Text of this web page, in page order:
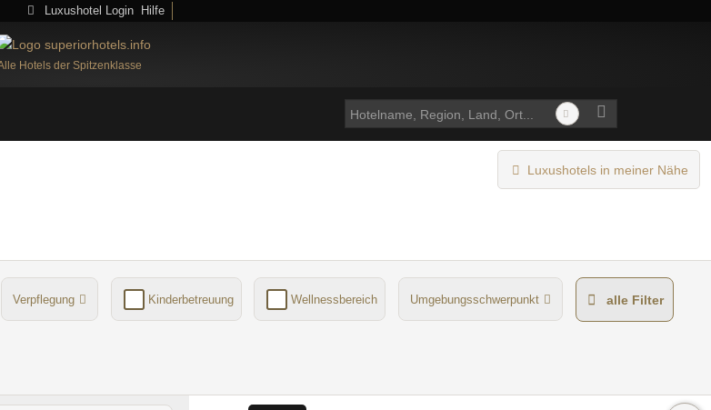
Luxushotel Login Hilfe
Hotels der Spitzenklasse
Luxushotels in meiner Nähe
Verpflegung Kinderbetreuung Wellnessbereich Umgebungsschwerpunkt alle Filter